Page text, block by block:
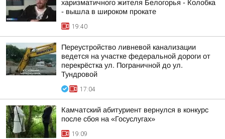
харизматичного жителя Белогорья - Колобка
- вышла в широком прокате
19:40
Переустройство ливневой канализации
ведется на участке федеральной дороги от
перекрёстка ул. Пограничной до ул.
Тундровой
17:04
Камчатский абитуриент вернулся в конкурс
после сбоя на «Госуслугах»
19:09